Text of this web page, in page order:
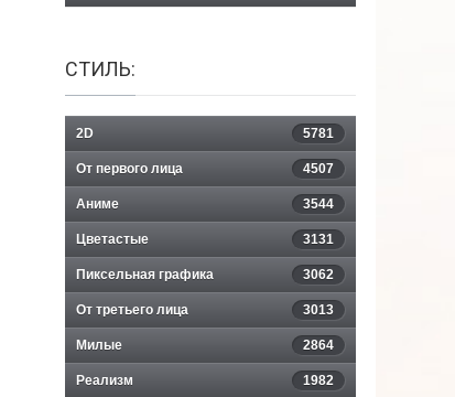
СТИЛЬ:
2D 5781
От первого лица 4507
Аниме 3544
Цветастые 3131
Пиксельная графика 3062
От третьего лица 3013
Милые 2864
Реализм 1982